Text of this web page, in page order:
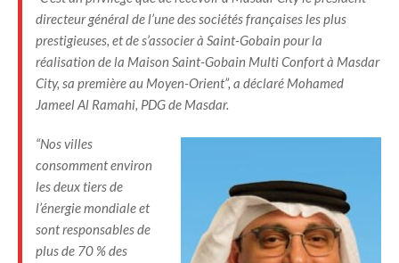
directeur général de l’une des sociétés françaises les plus
prestigieuses, et de s’associer à Saint-Gobain pour la
réalisation de la Maison Saint-Gobain Multi Confort à Masdar
City, sa première au Moyen-Orient”, a déclaré Mohamed
Jameel Al Ramahi, PDG de Masdar.
“Nos villes
consomment environ
les deux tiers de
l’énergie mondiale et
sont responsables de
plus de 70 % des